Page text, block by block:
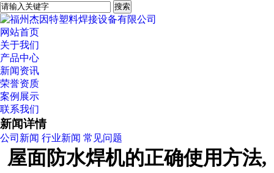
网站首页
关于我们
产品中心
新闻资讯
荣誉资质
案例展示
联系我们
新闻详情
公司新闻 行业新闻 常见问题
屋面防水焊机的正确使用方法,